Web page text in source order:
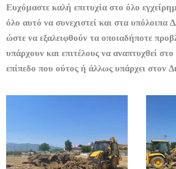
Ευχόμαστε καλή επιτυχία στο όλο
όλο αυτό να συνεχιστεί και στα
ώστε να εξαλειφθούν τα οποιαδήποτε
υπάρχουν και επιτέλους να αναπτυχθεί
επίπεδο που ούτος ή άλλως υπάρχει στον